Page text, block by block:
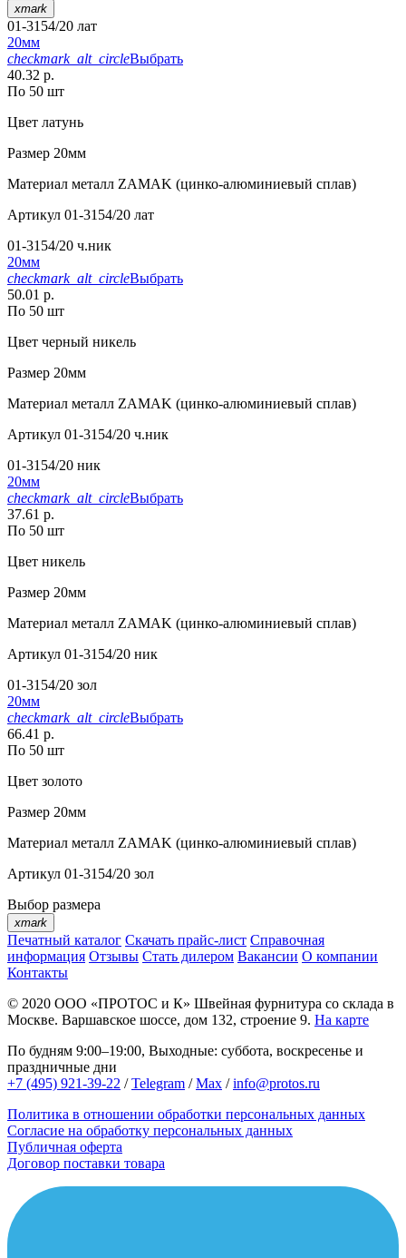
xmark
01-3154/20 лат
20мм
checkmark_alt_circleВыбрать
40.32 р.
По 50 шт
Цвет латунь
Размер 20мм
Материал металл ZAMAK (цинко-алюминиевый сплав)
Артикул 01-3154/20 лат
01-3154/20 ч.ник
20мм
checkmark_alt_circleВыбрать
50.01 р.
По 50 шт
Цвет черный никель
Размер 20мм
Материал металл ZAMAK (цинко-алюминиевый сплав)
Артикул 01-3154/20 ч.ник
01-3154/20 ник
20мм
checkmark_alt_circleВыбрать
37.61 р.
По 50 шт
Цвет никель
Размер 20мм
Материал металл ZAMAK (цинко-алюминиевый сплав)
Артикул 01-3154/20 ник
01-3154/20 зол
20мм
checkmark_alt_circleВыбрать
66.41 р.
По 50 шт
Цвет золото
Размер 20мм
Материал металл ZAMAK (цинко-алюминиевый сплав)
Артикул 01-3154/20 зол
Выбор размера
xmark
Печатный каталог Скачать прайс-лист Справочная
информация Отзывы Стать дилером Вакансии О компании
Контакты
© 2020 ООО «ПРОТОС и К» Швейная фурнитура со склада в
Москве. Варшавское шоссе, дом 132, строение 9. На карте
По будням 9:00–19:00, Выходные: суббота, воскресенье и
праздничные дни
+7 (495) 921-39-22 /Telegram /Max /info@protos.ru
Политика в отношении обработки персональных данных
Согласие на обработку персональных данных
Публичная оферта
Договор поставки товара